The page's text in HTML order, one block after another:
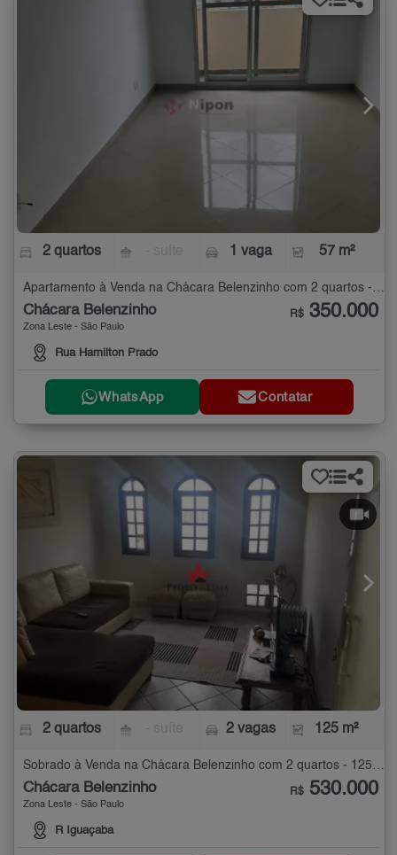
2 quartos 1 vaga 57 m²
Chácara Belenzinho
Zona Leste - São Paulo
Rua Hamilton Prado
R$ 350.000
WhatsApp Contatar
2 quartos 2 vagas 125 m²
Sobrado à Venda na Chácara Belenzinho com 2 quartos - 125 m²
Chácara Belenzinho
Zona Leste - São Paulo
R Iguaçaba
R$ 530.000